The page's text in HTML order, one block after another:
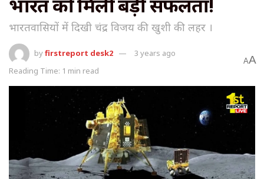
भारतवासियों में दिखी चंद्र विजय की खुशी की लहर ।
byfirstreport desk2
3 years ago
Reading Time: 1 min read
AA